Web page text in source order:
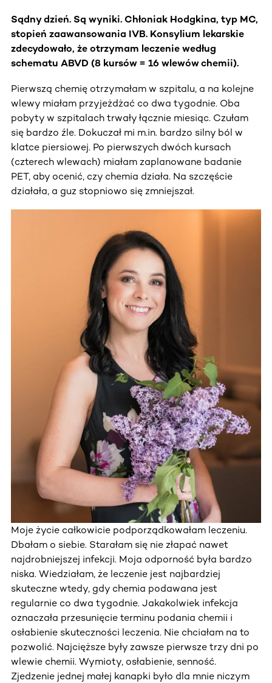
Sądny dzień. Są wyniki. Chłoniak Hodgkina, typ MC,
stopień zaawansowania IVB. Konsylium lekarskie
zdecydowało, że otrzymam leczenie według
schematu ABVD (8 kursów = 16 wlewów chemii).
Pierwszą chemię otrzymałam w szpitalu, a na kolejne
wlewy miałam przyjeżdżać co dwa tygodnie. Oba
pobyty w szpitalach trwały łącznie miesiąc. Czułam
się bardzo źle. Dokuczał mi m.in. bardzo silny ból w
klatce piersiowej. Po pierwszych dwóch kursach
(czterech wlewach) miałam zaplanowane badanie
PET, aby ocenić, czy chemia działa. Na szczęście
działała, a guz stopniowo się zmniejszał.
Moje życie całkowicie podporządkowałam leczeniu.
Dbałam o siebie. Starałam się nie złapać nawet
najdrobniejszej infekcji. Moja odporność była bardzo
niska. Wiedziałam, że leczenie jest najbardziej
skuteczne wtedy, gdy chemia podawana jest
regularnie co dwa tygodnie. Jakakolwiek infekcja
oznaczała przesunięcie terminu podania chemii i
osłabienie skuteczności leczenia. Nie chciałam na to
pozwolić. Najcięższe były zawsze pierwsze trzy dni po
wlewie chemii. Wymioty, osłabienie, senność.
Zjedzenie jednej małej kanapki było dla mnie niczym